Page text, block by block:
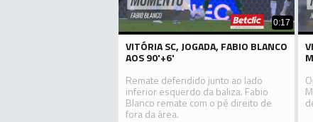
0:17
VITÓRIA SC, JOGADA, FABIO BLANCO
AOS 90'+6'
Remate defendido junto ao lado
inferior esquerdo da baliza. Fabio
Blanco remate com o pé direito de
fora da área.